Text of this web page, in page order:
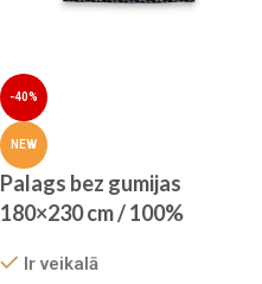
-40%
NEW
Palags bez gumijas
180×230 cm / 100%
Ir veikalā